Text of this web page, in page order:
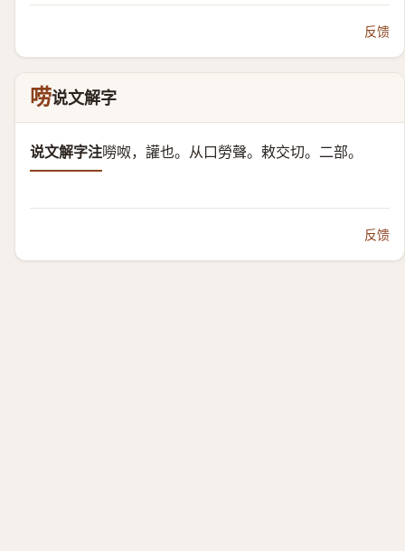
反馈
唠说文解字
说文解字注嘮呶，讙也。从口勞聲。 敕交切。二部。
反馈